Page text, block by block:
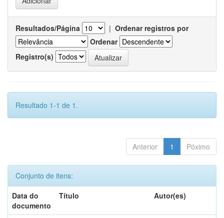
Resultados/Página | Ordenar registros por
Ordenar
Registro(s)
Resultado 1-1 de 1.
Anterior 1 Póximo
Conjunto de itens:
Data do
documento
Título Autor(es)